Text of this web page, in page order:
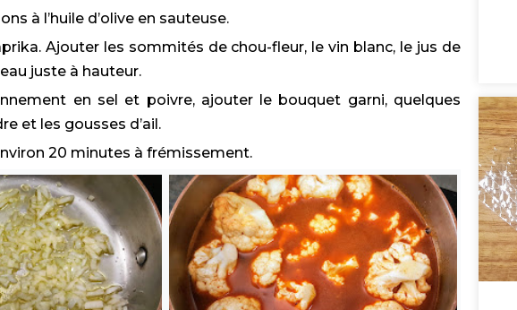
à l’huile d’olive en sauteuse.
Ajouter les sommités de chou-fleur, le vin blanc, le jus de
juste à hauteur.
en sel et poivre, ajouter le bouquet garni, quelques
et les gousses d’ail.
20 minutes à frémissement.